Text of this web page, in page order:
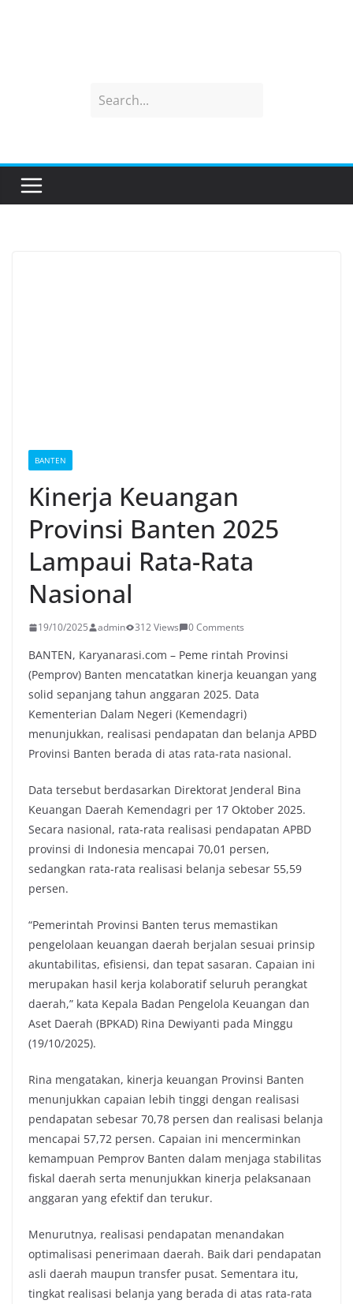
BANTEN
Kinerja Keuangan
Provinsi Banten 2025
Lampaui Rata-Rata
Nasional
19/10/2025 admin 312 Views 0 Comments
BANTEN, Karyanarasi.com – Peme rintah Provinsi
(Pemprov) Banten mencatatkan kinerja keuangan yang
solid sepanjang tahun anggaran 2025. Data
Kementerian Dalam Negeri (Kemendagri)
menunjukkan, realisasi pendapatan dan belanja APBD
Provinsi Banten berada di atas rata-rata nasional.
Data tersebut berdasarkan Direktorat Jenderal Bina
Keuangan Daerah Kemendagri per 17 Oktober 2025.
Secara nasional, rata-rata realisasi pendapatan APBD
provinsi di Indonesia mencapai 70,01 persen,
sedangkan rata-rata realisasi belanja sebesar 55,59
persen.
“Pemerintah Provinsi Banten terus memastikan
pengelolaan keuangan daerah berjalan sesuai prinsip
akuntabilitas, efisiensi, dan tepat sasaran. Capaian ini
merupakan hasil kerja kolaboratif seluruh perangkat
daerah,” kata Kepala Badan Pengelola Keuangan dan
Aset Daerah (BPKAD) Rina Dewiyanti pada Minggu
(19/10/2025).
Rina mengatakan, kinerja keuangan Provinsi Banten
menunjukkan capaian lebih tinggi dengan realisasi
pendapatan sebesar 70,78 persen dan realisasi belanja
mencapai 57,72 persen. Capaian ini mencerminkan
kemampuan Pemprov Banten dalam menjaga stabilitas
fiskal daerah serta menunjukkan kinerja pelaksanaan
anggaran yang efektif dan terukur.
Menurutnya, realisasi pendapatan menandakan
optimalisasi penerimaan daerah. Baik dari pendapatan
asli daerah maupun transfer pusat. Sementara itu,
tingkat realisasi belanja yang berada di atas rata-rata